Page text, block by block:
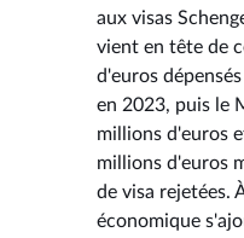
aux visas
vient en tête de
d'euros
en 2023, puis le
millions d'euros
millions d'euros
de visa rejetées.
économique